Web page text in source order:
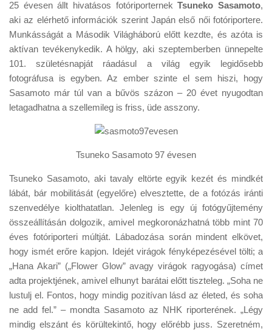
Tudástár
Tanácsok
Érdekességek
Helyszíni Riport
E-BB
25 évesen állt hivatásos fotóriporternekTsuneko Sasamoto,
aki az elérhető információk szerint Japán első női fotóriportere.
Munkásságát a Második Világháború előtt kezdte, és azóta is
aktívan tevékenykedik. A hölgy, aki szeptemberben ünnepelte
101. születésnapját ráadásul a világ egyik legidősebb
fotográfusa is egyben. Az ember szinte el sem hiszi, hogy
Sasamoto már túl van a bűvös százon – 20 évet nyugodtan
letagadhatna a szellemileg is friss, üde asszony.
Tsuneko Sasamoto 97 évesen
Tsuneko Sasamoto, aki tavaly eltörte egyik kezét és mindkét
lábát, bár mobilitását (egyelőre) elvesztette, de a fotózás iránti
szenvedélye kiolthatatlan. Jelenleg is egy új fotógyűjtemény
összeállításán dolgozik, amivel megkoronázhatná több mint 70
éves fotóriporteri múltját. Lábadozása során mindent elkövet,
hogy ismét erőre kapjon. Idejét virágok fényképezésével tölti; a
„Hana Akari” („Flower Glow” avagy virágok ragyogása) címet
adta projektjének, amivel elhunyt barátai előtt tiszteleg. „Soha ne
lustulj el. Fontos, hogy mindig pozitívan lásd az életed, és soha
ne add fel.” – mondta Sasamoto az NHK riporterének. „Légy
mindig elszánt és körültekintő, hogy előrébb juss. Szeretném,